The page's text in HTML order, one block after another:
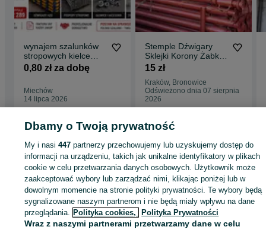
wynajem szalunków
stropowych kielce
doki dźwigary h20
trójnogi sztyce
0,80 zł za dobę
Miechów
14 lipca 2026
Stemple Dźwigary
Sklejki Korony Żabki
Podpory Szalunek
15 zł
Kraków, Bronowice
Odświeżono dnia 07 sierpnia
2026
Małopolskie
Stemple - Kraków Stemple - Prądnik Biały
KATEGORIA
ID:1063854911 Wyświetlenia:
Dbamy o Twoją prywatność
My i nasi447 partnerzy przechowujemy lub uzyskujemy dostęp do
informacji na urządzeniu, takich jak unikalne identyfikatory w plikach
cookie w celu przetwarzania danych osobowych. Użytkownik może
zaakceptować wybory lub zarządzać nimi, klikając poniżej lub w
dowolnym momencie na stronie polityki prywatności. Te wybory będą
sygnalizowane naszym partnerom i nie będą miały wpływu na dane
przeglądania. Polityka cookies, Polityka Prywatności
Wraz z naszymi partnerami przetwarzamy dane w celu